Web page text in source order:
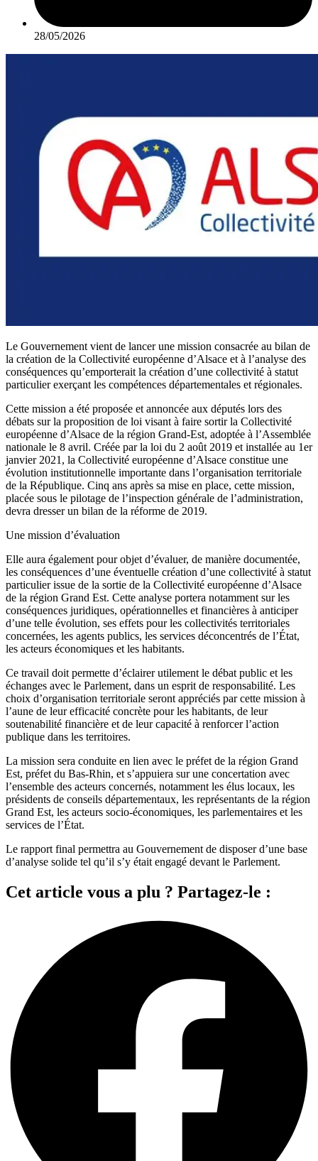
28/05/2026
Le Gouvernement vient de lancer une mission consacrée au bilan de
la création de la Collectivité européenne d’Alsace et à l’analyse des
conséquences qu’emporterait la création d’une collectivité à statut
particulier exerçant les compétences départementales et régionales.
Cette mission a été proposée et annoncée aux députés lors des
débats sur la proposition de loi visant à faire sortir la Collectivité
européenne d’Alsace de la région Grand-Est, adoptée à l’Assemblée
nationale le 8 avril. Créée par la loi du 2 août 2019 et installée au 1er
janvier 2021, la Collectivité européenne d’Alsace constitue une
évolution institutionnelle importante dans l’organisation territoriale
de la République. Cinq ans après sa mise en place, cette mission,
placée sous le pilotage de l’inspection générale de l’administration,
devra dresser un bilan de la réforme de 2019.
Une mission d’évaluation
Elle aura également pour objet d’évaluer, de manière documentée,
les conséquences d’une éventuelle création d’une collectivité à statut
particulier issue de la sortie de la Collectivité européenne d’Alsace
de la région Grand Est. Cette analyse portera notamment sur les
conséquences juridiques, opérationnelles et financières à anticiper
d’une telle évolution, ses effets pour les collectivités territoriales
concernées, les agents publics, les services déconcentrés de l’État,
les acteurs économiques et les habitants.
Ce travail doit permette d’éclairer utilement le débat public et les
échanges avec le Parlement, dans un esprit de responsabilité. Les
choix d’organisation territoriale seront appréciés par cette mission à
l’aune de leur efficacité concrète pour les habitants, de leur
soutenabilité financière et de leur capacité à renforcer l’action
publique dans les territoires.
La mission sera conduite en lien avec le préfet de la région Grand
Est, préfet du Bas-Rhin, et s’appuiera sur une concertation avec
l’ensemble des acteurs concernés, notamment les élus locaux, les
présidents de conseils départementaux, les représentants de la région
Grand Est, les acteurs socio-économiques, les parlementaires et les
services de l’État.
Le rapport final permettra au Gouvernement de disposer d’une base
d’analyse solide tel qu’il s’y était engagé devant le Parlement.
Cet article vous a plu ? Partagez-le :